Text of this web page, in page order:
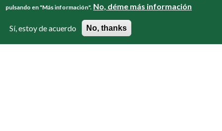
pulsando en "Más información". No, déme más información
Sí, estoy de acuerdo No, thanks